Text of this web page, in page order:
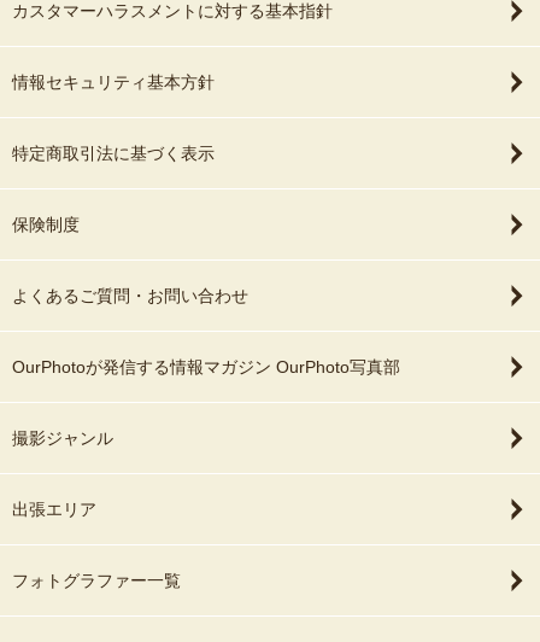
カスタマーハラスメントに対する基本指針
情報セキュリティ基本方針
特定商取引法に基づく表示
保険制度
よくあるご質問・お問い合わせ
OurPhotoが発信する情報マガジン OurPhoto写真部
撮影ジャンル
出張エリア
フォトグラファー一覧